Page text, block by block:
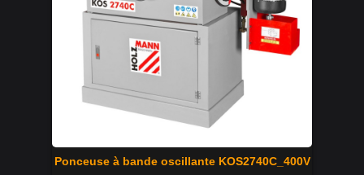
Ponceuse à bande oscillante KOS2740C_400V